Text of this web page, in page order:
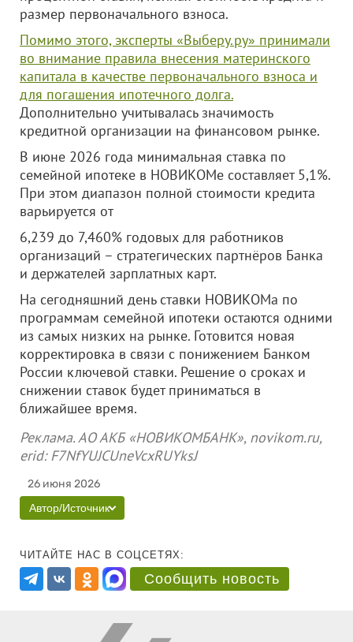
размер первоначального взноса.
Помимо этого, эксперты «Выберу.ру» принимали
во внимание правила внесения материнского
капитала в качестве первоначального взноса и
для погашения ипотечного долга.
Дополнительно учитывалась значимость
кредитной организации на финансовом рынке.
В июне 2026 года минимальная ставка по
семейной ипотеке в НОВИКОМе составляет 5,1%.
При этом диапазон полной стоимости кредита
варьируется от
6,239 до 7,460% годовых для работников
организаций – стратегических партнёров Банка
и держателей зарплатных карт.
На сегодняшний день ставки НОВИКОМа по
программам семейной ипотеки остаются одними
из самых низких на рынке. Готовится новая
корректировка в связи с понижением Банком
России ключевой ставки. Решение о сроках и
снижении ставок будет приниматься в
ближайшее время.
Реклама. АО АКБ «НОВИКОМБАНК», novikom.ru,
erid: F7NfYUJCUneVcxRUYksJ
26 июня 2026
Автор/Источник
ЧИТАЙТЕ НАС В СОЦСЕТЯХ:
Сообщить новость